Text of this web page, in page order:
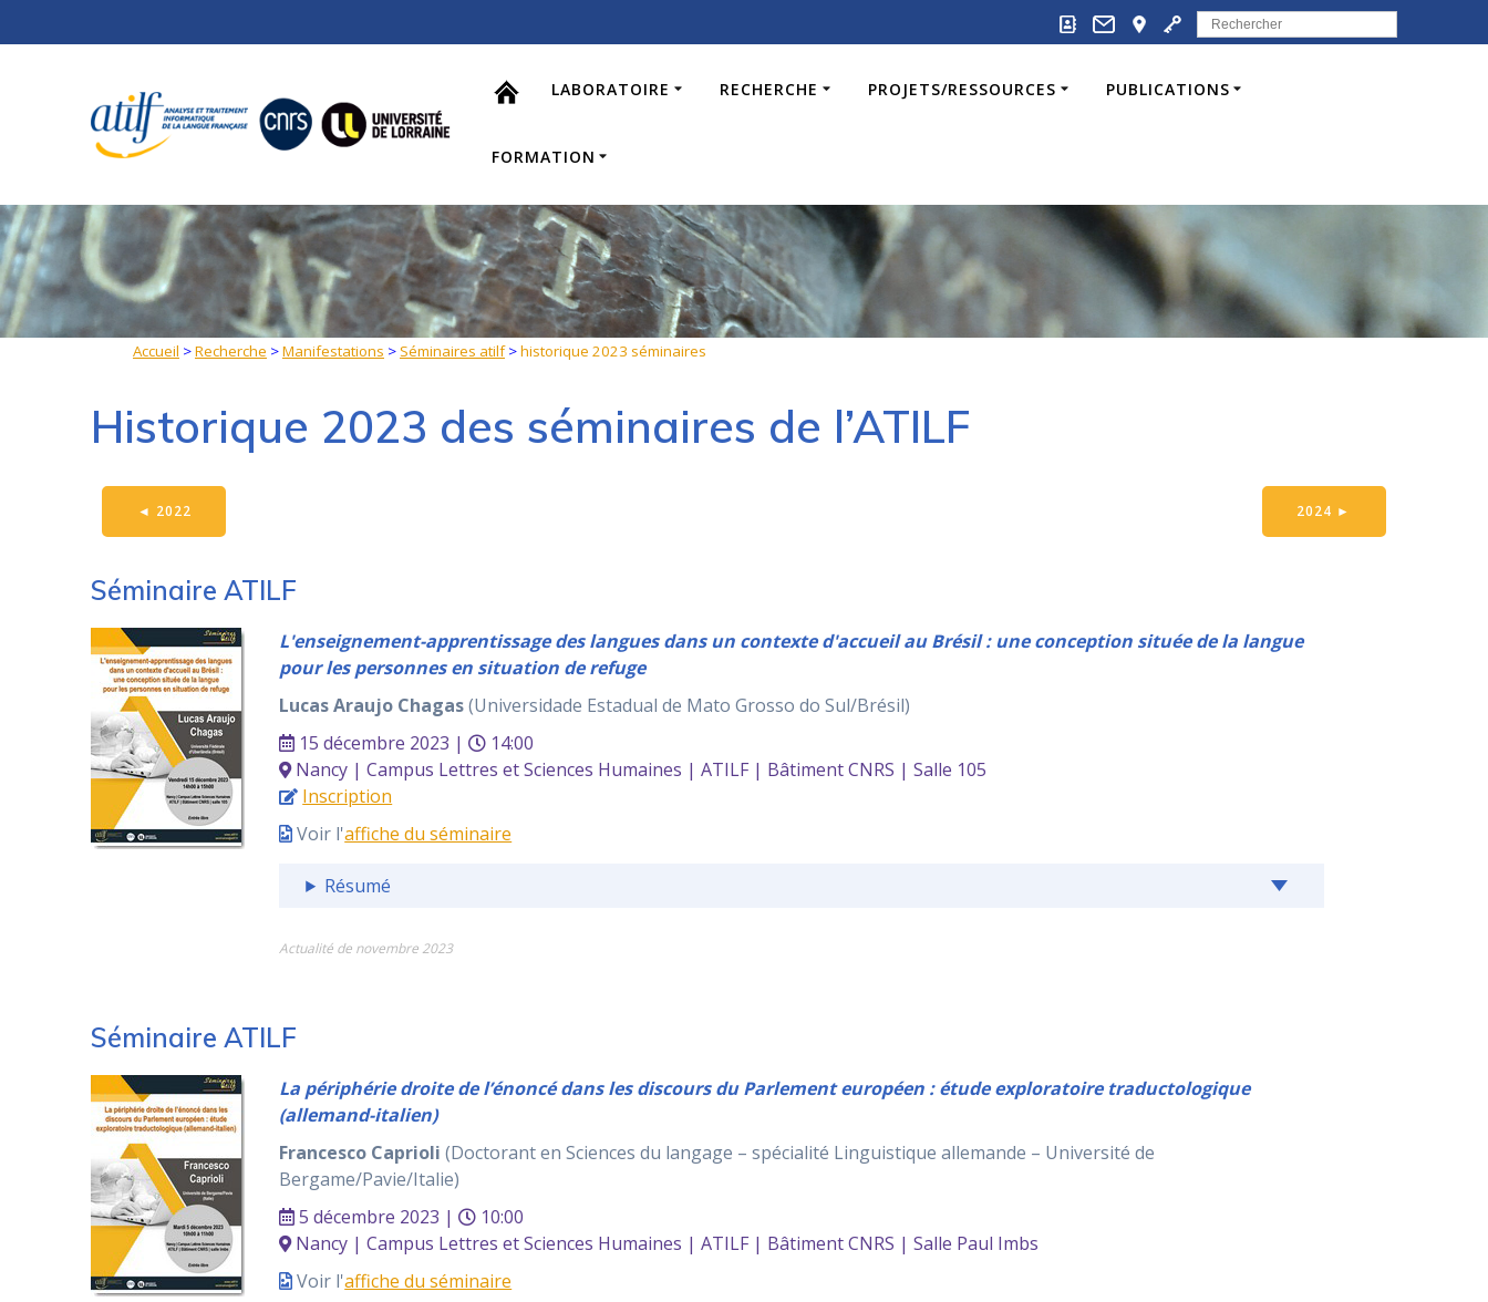
to
Search
for:
LABORATOIRE RECHERCHE PROJETS/RESSOURCES PUBLICATIONS
FORMATION
Accueil >Recherche >Manifestations >Séminaires atilf>historique 2023 séminaires
Historique 2023 des séminaires de l’ATILF
◄ 2022 2024 ►
Séminaire ATILF
L'enseignement-apprentissage des langues dans un contexte d'accueil au Brésil : une conception située de la langue
pour les personnes en situation de refuge
Lucas Araujo Chagas(Universidade Estadual de Mato Grosso do Sul/Brésil)
15 décembre 2023 |
14:00
Nancy | Campus Lettres et Sciences Humaines | ATILF | Bâtiment CNRS | Salle 105
Inscription
Voir l'affiche du séminaire
Résumé
Actualité de novembre 2023
Séminaire ATILF
La périphérie droite de l’énoncé dans les discours du Parlement européen : étude exploratoire traductologique
(allemand-italien)
Francesco Caprioli (Doctorant en Sciences du langage – spécialité Linguistique allemande – Université de
Bergame/Pavie/Italie)
5 décembre 2023 |
10:00
Nancy | Campus Lettres et Sciences Humaines | ATILF | Bâtiment CNRS | Salle Paul Imbs
Voir l'affiche du séminaire